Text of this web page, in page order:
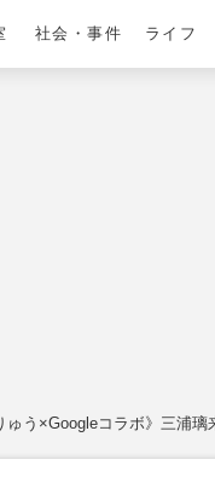
社会・事件 ライフ
ゅう×Googleコラボ》三浦